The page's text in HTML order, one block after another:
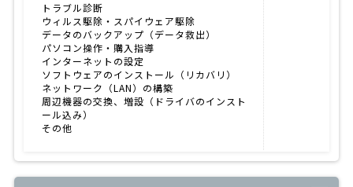
トラブル診断
ウィルス駆除・スパイウェア駆除
データのバックアップ（データ救出）
パソコン操作・購入指導
インターネットの設定
ソフトウェアのインストール（リカバリ）
ネットワーク（LAN）の構築
周辺機器の交換、増設（ドライバのインスト
ール込み）
その他